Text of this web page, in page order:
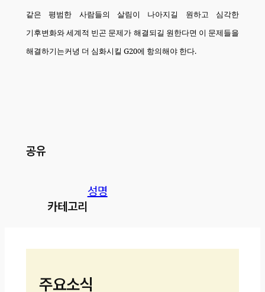
같은 평범한 사람들의 살림이 나아지길 원하고 심각한
기후변화와 세계적 빈곤 문제가 해결되길 원한다면 이 문제들을
해결하기는커녕 더 심화시킬 G20에 항의해야 한다.
공유
카테고리
성명
주요소식